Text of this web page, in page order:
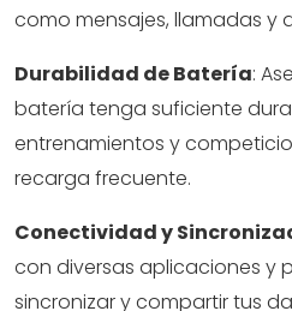
como mensajes, llamadas y
Durabilidad de Batería:
batería tenga suficiente
entrenamientos y
recarga frecuente.
Conectividad y
con diversas aplicaciones y
sincronizar y compartir tus